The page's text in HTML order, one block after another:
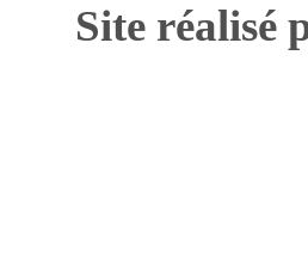
Site réalisé